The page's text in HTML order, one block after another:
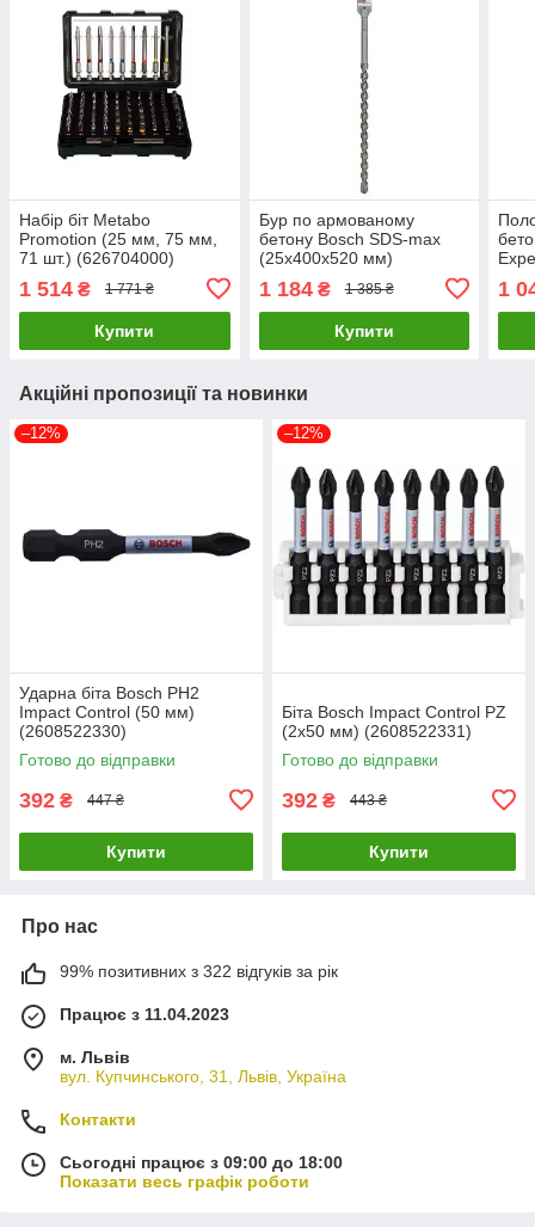
Набір біт Metabo
Promotion (25 мм, 75 мм,
71 шт.) (626704000)
1 514 ₴ 1 771 ₴
Купити
Бур по армованому
бетону Bosch SDS-max
(25x400x520 мм)
1 184₴ 1 385 ₴
Купити
1
Акційні пропозиції та новинки
–12%
Ударна біта Bosch PH2
Impact Control (50 мм)
(2608522330)
Готово до відправки
392 ₴ 447 ₴
Купити
–12%
Біта Bosch Impact Control PZ
(2х50 мм) (2608522331)
Готово до відправки
392 ₴ 443 ₴
Купити
Про нас
99% позитивних з 322 відгуків за рік
Працює з 11.04.2023
м. Львів
вул. Купчинського, 31, Львів, Україна
Контакти
Сьогодні працює з 09:00 до 18:00
Показати весь графік роботи